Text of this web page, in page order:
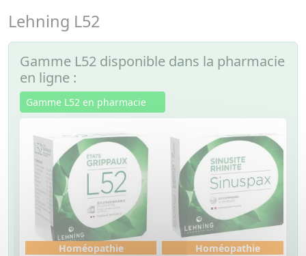
Lehning L52
Gamme L52 disponible dans la pharmacie
en ligne :
Gamme L52 en pharmacie
Homéopathie Homéopathie